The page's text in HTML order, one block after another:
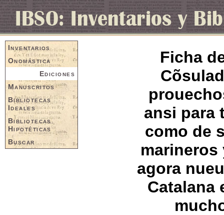
Inventarios
Onomástica
Ediciones
Manuscritos
Bibliotecas
Ideales
Bibliotecas
Hipotéticas
Buscar
Ficha
ansi para
como de
marineros
agora
Catalana